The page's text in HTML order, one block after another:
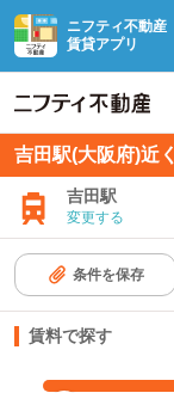
ニフティ不動産
賃貸アプリ
吉田駅(大阪府)近
吉田駅
変更する
条件を保存
賃料で探す